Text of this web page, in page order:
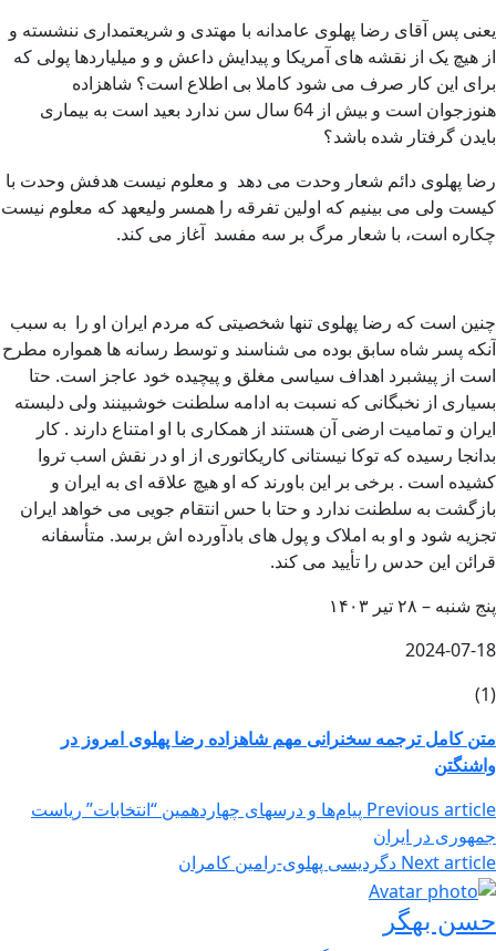
یعنی پس آقای رضا پهلوی عامدانه با مهتدی و شریعتمداری ننشسته و
از هیچ یک از نقشه های آمریکا و پیدایش داعش و و میلیاردها پولی که
برای این کار صرف می شود کاملا بی اطلاع است؟ شاهزاده
هنوزجوان است و بیش از 64 سال سن ندارد بعید است به بیماری
بایدن گرفتار شده باشد؟
رضا پهلوی دائم شعار وحدت می دهد و معلوم نیست هدفش وحدت با
کیست ولی می بینیم که اولین تفرقه را همسر ولیعهد که معلوم نیست
چکاره است، با شعار مرگ بر سه مفسد آغاز می کند.
چنین است که رضا پهلوی تنها شخصیتی که مردم ایران او را به سبب
آنکه پسر شاه سابق بوده می شناسند و توسط رسانه ها همواره مطرح
است از پیشبرد اهداف سیاسی مغلق و پیچیده خود عاجز است. حتا
بسیاری از نخبگانی که نسبت به ادامه سلطنت خوشبینند ولی دلبسته
ایران و تمامیت ارضی آن هستند از همکاری با او امتناع دارند . کار
بدانجا رسیده که توکا نیستانی کاریکاتوری از او در نقش اسب تروا
کشیده است . برخی بر این باورند که او هیچ علاقه ای به ایران و
بازگشت به سلطنت ندارد و حتا با حس انتقام جویی می خواهد ایران
تجزیه شود و او به املاک و پول های بادآورده اش برسد. متأسفانه
قرائن این حدس را تأیید می کند.
پنج شنبه – ۲۸ تیر ۱۴۰۳ ​
2024-07-18
(1)
متن کامل ترجمه سخنرانی مهم شاهزاده رضا پهلوی امروز در
واشنگتن
Previous article پیام‌ها و درسهای چهاردهمین “انتخابات” ریاست
جمهوری در ایران
Next article دگردیسی پهلوی-رامین کامران
حسن بهگر